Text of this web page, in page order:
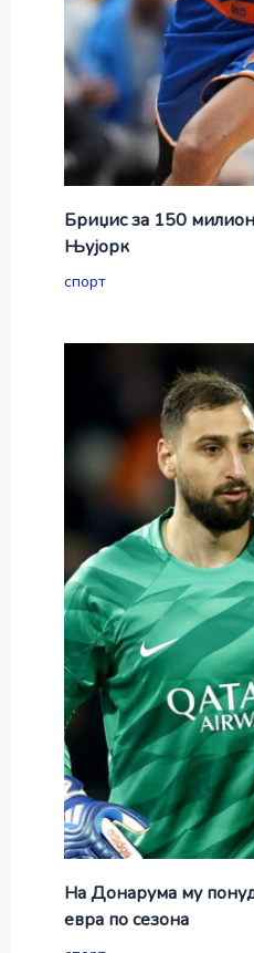
Бриџис за 150
Њујорк
спорт
На Донарума му
евра по сезона